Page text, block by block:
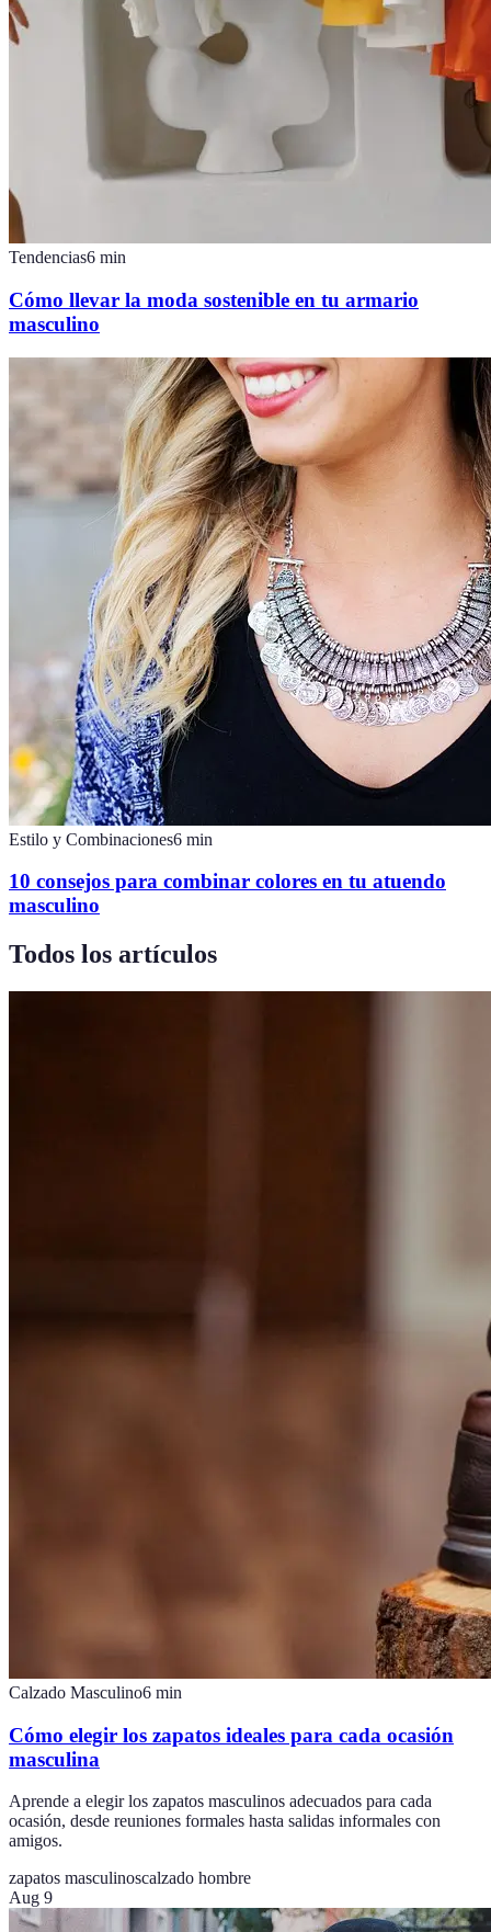
Tendencias6 min
Cómo llevar la moda sostenible en tu armario
masculino
Estilo y Combinaciones6 min
10 consejos para combinar colores en tu atuendo
masculino
Todos los artículos
Calzado Masculino6 min
Cómo elegir los zapatos ideales para cada ocasión
masculina
Aprende a elegir los zapatos masculinos adecuados para cada
ocasión, desde reuniones formales hasta salidas informales con
amigos.
zapatos masculinoscalzado hombre
Aug 9